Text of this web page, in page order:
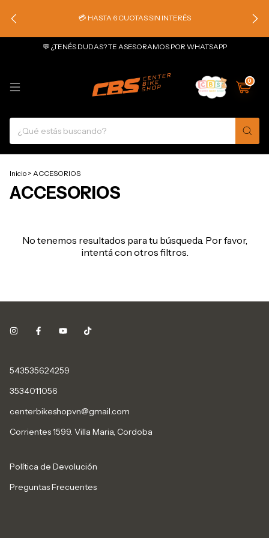
💳 HASTA 6 CUOTAS SIN INTERÉS
💬 ¿TENÉS DUDAS? TE ASESORAMOS POR WHATSAPP
0
Inicio > ACCESORIOS
ACCESORIOS
No tenemos resultados para tu búsqueda. Por favor,
intentá con otros filtros.
543535624259
3534011056
centerbikeshopvn@gmail.com
Corrientes 1599. Villa Maria, Cordoba
Política de Devolución
Preguntas Frecuentes